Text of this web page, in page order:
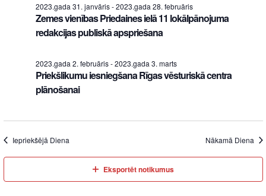
2023.gada 31. janvāris-2023.gada 28. februāris
Zemes vienības Priedaines ielā 11 lokālpānojuma
redakcijas publiskā apspriešana
2023.gada 2. februāris-2023.gada 3. marts
Priekšlikumu iesniegšana Rīgas vēsturiskā centra
plānošanai
Iepriekšējā Diena Nākamā Diena
Eksportēt notikumus